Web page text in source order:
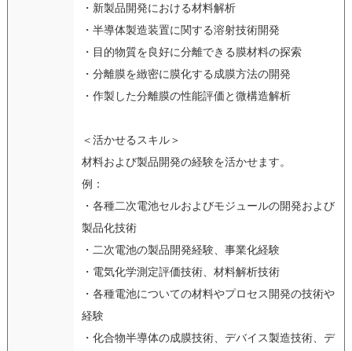
・新製品開発における材料解析
・半導体製造装置に関する溶射技術開発
・目的物質を良好に分離できる膜材料の探索
・分離膜を緻密に膜化する成膜方法の開発
・作製した分離膜の性能評価と微構造解析
＜活かせるスキル＞
材料および製品開発の経験を活かせます。
例：
・各種二次電池セルおよびモジュールの開発および
製品化技術
・二次電池の製品開発経験、事業化経験
・電気化学測定評価技術、材料解析技術
・各種電池についての材料やプロセス開発の技術や
経験
・化合物半導体の成膜技術、デバイス製造技術、デ